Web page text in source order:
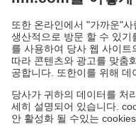
이용약관
Warranty 정책